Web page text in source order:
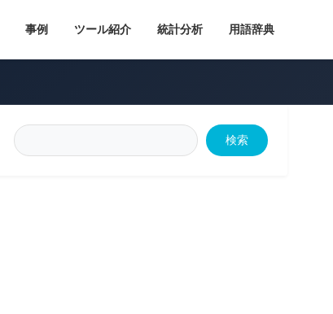
事例 ツール紹介 統計分析 用語辞典
検索